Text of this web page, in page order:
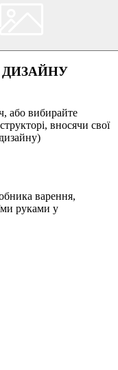
або вибирайте
вносячи свої
варення,
руками у